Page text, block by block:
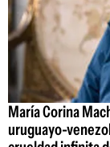
María Corina
uruguayo-